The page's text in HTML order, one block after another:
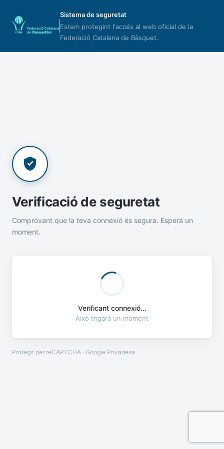
Sistema de seguretat
Estem protegint l'accés al web oficial de la
Federació Catalana de Bàsquet.
Verificació de seguretat
Comprovant que la teva connexió és segura. Espera un
moment.
Verificant connexió...
Això trigarà un moment
Protegit per reCAPTCHA · Google Privadesa